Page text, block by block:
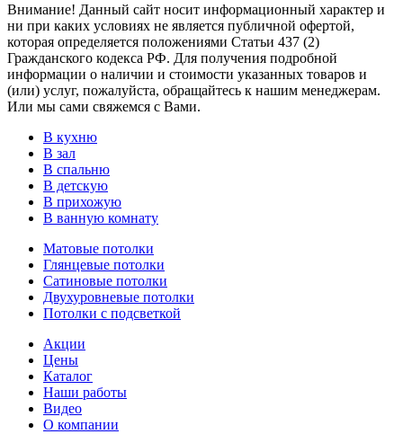
Внимание! Данный сайт носит информационный характер и
ни при каких условиях не является публичной офертой,
которая определяется положениями Статьи 437 (2)
Гражданского кодекса РФ. Для получения подробной
информации о наличии и стоимости указанных товаров и
(или) услуг, пожалуйста, обращайтесь к нашим менеджерам.
Или мы сами свяжемся с Вами.
В кухню
В зал
В спальню
В детскую
В прихожую
В ванную комнату
Матовые потолки
Глянцевые потолки
Сатиновые потолки
Двухуровневые потолки
Потолки с подсветкой
Акции
Цены
Каталог
Наши работы
Видео
О компании